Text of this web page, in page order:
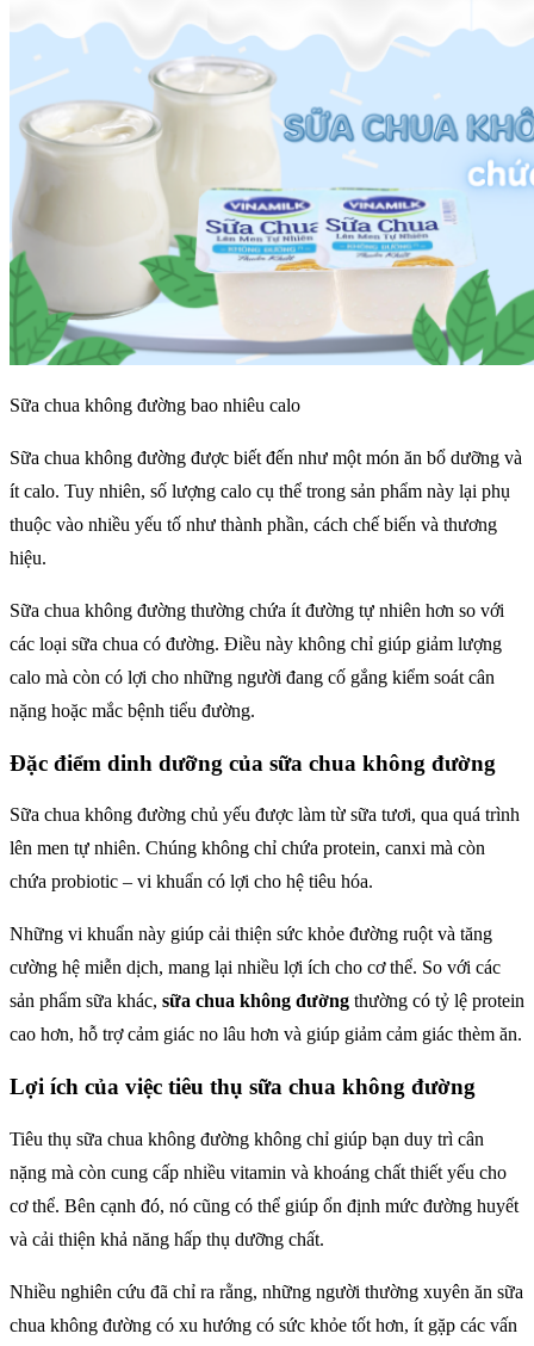
Sữa chua không đường bao nhiêu calo
Sữa chua không đường được biết đến như một món ăn bổ dưỡng và
ít calo. Tuy nhiên, số lượng calo cụ thể trong sản phẩm này lại phụ
thuộc vào nhiều yếu tố như thành phần, cách chế biến và thương
hiệu.
Sữa chua không đường thường chứa ít đường tự nhiên hơn so với
các loại sữa chua có đường. Điều này không chỉ giúp giảm lượng
calo mà còn có lợi cho những người đang cố gắng kiểm soát cân
nặng hoặc mắc bệnh tiểu đường.
Đặc điểm dinh dưỡng của sữa chua không đường
Sữa chua không đường chủ yếu được làm từ sữa tươi, qua quá trình
lên men tự nhiên. Chúng không chỉ chứa protein, canxi mà còn
chứa probiotic – vi khuẩn có lợi cho hệ tiêu hóa.
Những vi khuẩn này giúp cải thiện sức khỏe đường ruột và tăng
cường hệ miễn dịch, mang lại nhiều lợi ích cho cơ thể. So với các
sản phẩm sữa khác, sữa chua không đường thường có tỷ lệ protein
cao hơn, hỗ trợ cảm giác no lâu hơn và giúp giảm cảm giác thèm ăn.
Lợi ích của việc tiêu thụ sữa chua không đường
Tiêu thụ sữa chua không đường không chỉ giúp bạn duy trì cân
nặng mà còn cung cấp nhiều vitamin và khoáng chất thiết yếu cho
cơ thể. Bên cạnh đó, nó cũng có thể giúp ổn định mức đường huyết
và cải thiện khả năng hấp thụ dưỡng chất.
Nhiều nghiên cứu đã chỉ ra rằng, những người thường xuyên ăn sữa
chua không đường có xu hướng có sức khỏe tốt hơn, ít gặp các vấn